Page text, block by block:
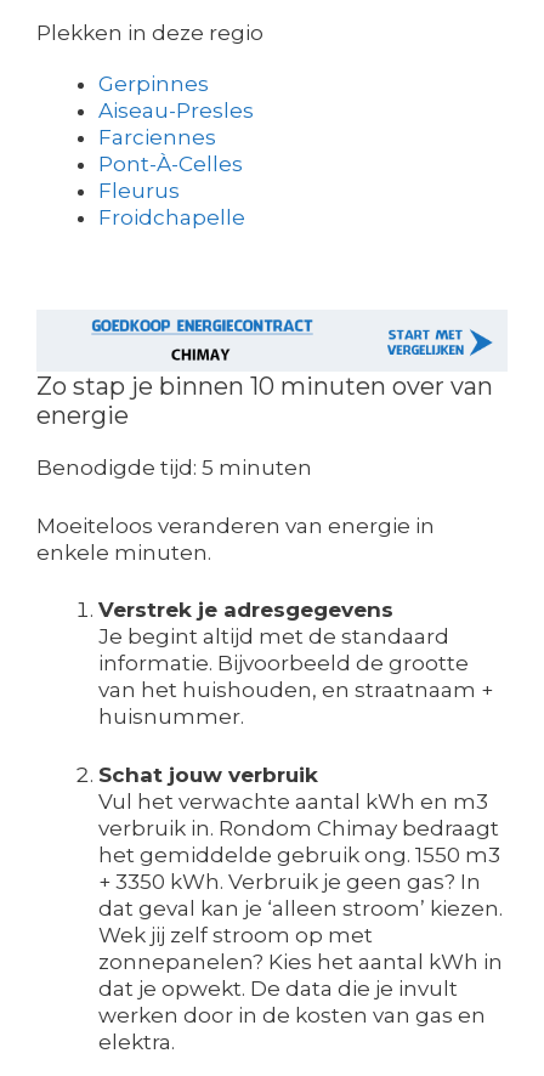
Plekken in deze regio
Gerpinnes
Aiseau-Presles
Farciennes
Pont-À-Celles
Fleurus
Froidchapelle
Zo stap je binnen 10 minuten over van
energie
Benodigde tijd: 5 minuten
Moeiteloos veranderen van energie in
enkele minuten.
Verstrek je adresgegevens
Je begint altijd met de standaard
informatie. Bijvoorbeeld de grootte
van het huishouden, en straatnaam +
huisnummer.
Schat jouw verbruik
Vul het verwachte aantal kWh en m3
verbruik in. Rondom Chimay bedraagt
het gemiddelde gebruik ong. 1550 m3
+ 3350 kWh. Verbruik je geen gas? In
dat geval kan je ‘alleen stroom’ kiezen.
Wek jij zelf stroom op met
zonnepanelen? Kies het aantal kWh in
dat je opwekt. De data die je invult
werken door in de kosten van gas en
elektra.